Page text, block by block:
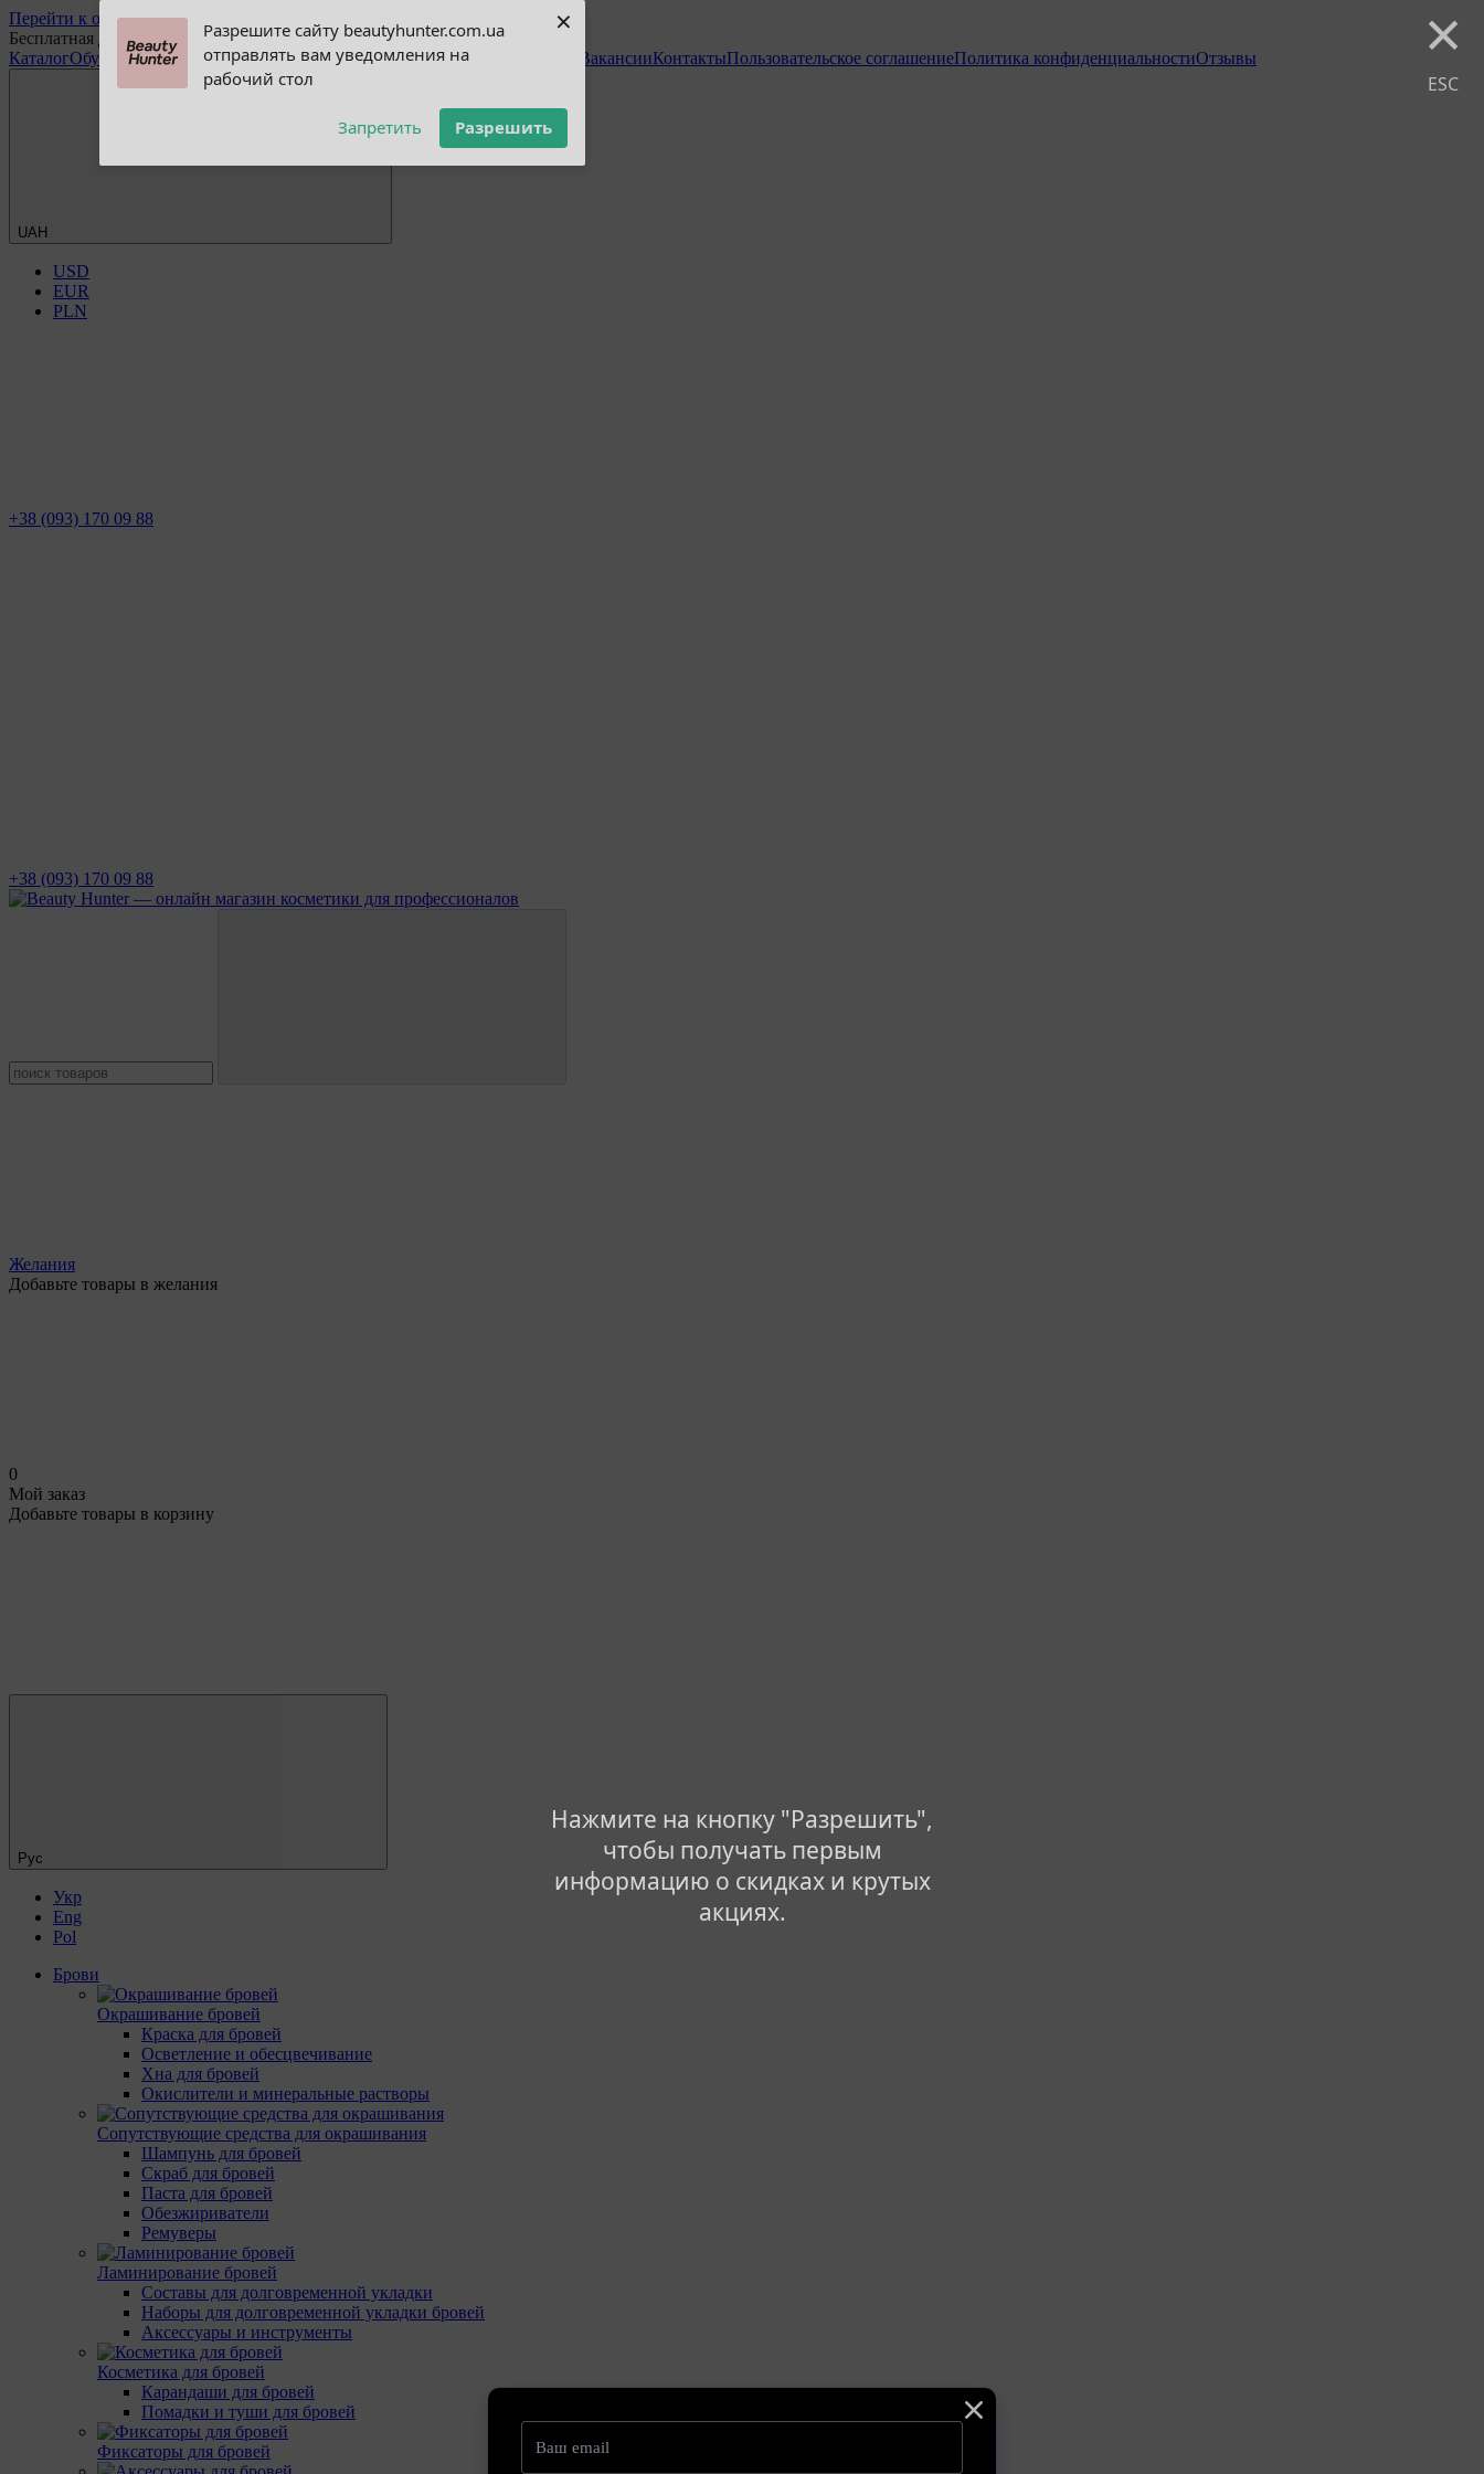
Разрешите сайту beautyhunter.com.ua
отправлять вам уведомления на
рабочий стол
Запретить Разрешить
× ×
ESC
Нажмите на кнопку "Разрешить",
чтобы получать первым
информацию о скидках и крутых
акциях.
Subscribe to our
notifications!
To enable permission prompts, click
on the notification icon
Перейти к основному контенту
Бесплатная доставка при заказе от 2500 грн
КаталогОбучениеБлог Discount ClubОптОплата и доставкаОбмен и возврат ВакансииКонтактыПользовательское соглашениеПолитика конфиденциальностиОтзывы
UAH
USD
EUR
PLN
+38 (093) 170 09 88
+38 (093) 170 09 88
Желания
Добавьте товары в желания
0
Мой заказ
Добавьте товары в корзину
Рус
Укр
Eng
Pol
Брови
Окрашивание бровей
Краска для бровей
Осветление и обесцвечивание
Хна для бровей
Окислители и минеральные растворы
Сопутствующие средства для окрашивания
Шампунь для бровей
Скраб для бровей
Паста для бровей
Обезжириватели
Ремуверы
Ламинирование бровей
Составы для долговременной укладки
Наборы для долговременной укладки бровей
Аксессуары и инструменты
Косметика для бровей
Карандаши для бровей
Помадки и туши для бровей
Фиксаторы для бровей